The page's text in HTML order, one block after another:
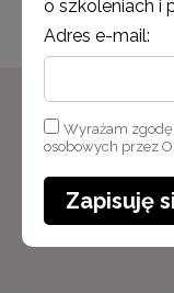
Zapisz się i
o
o szkoleniach i
Adres e-mail:
Wyrażam
osobowych przez
Zapisuję